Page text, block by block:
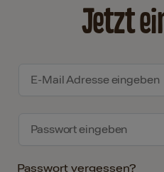
Jetzt
Passwort vergessen?